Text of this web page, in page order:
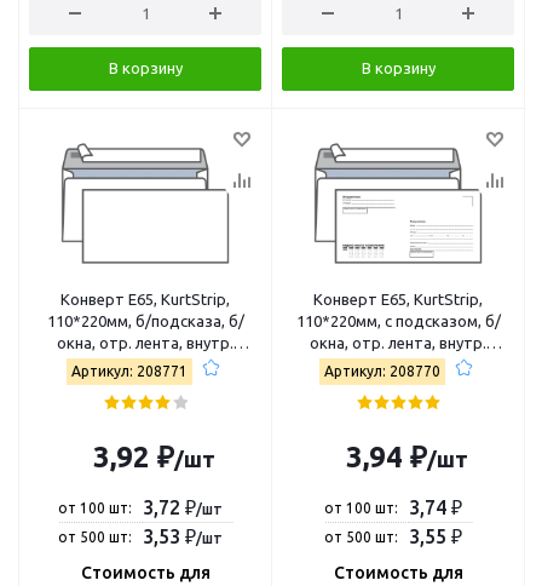
В корзину В корзину
Конверт E65, KurtStrip,
110*220мм, б/подсказа, б/
окна, отр. лента, внутр.
запечатка 70201
Артикул: 208771
3,92 ₽/шт
от 100 шт: 3,72 ₽/шт
от 500 шт:
3,53 ₽/шт
Стоимость для
Конверт E65, KurtStrip,
110*220мм, с подсказом, б/
окна, отр. лента, внутр.
запечатка 70202
Артикул: 208770
3,94 ₽/шт
от 100 шт: 3,74 ₽
от 500 шт: 3,55 ₽
Стоимость для